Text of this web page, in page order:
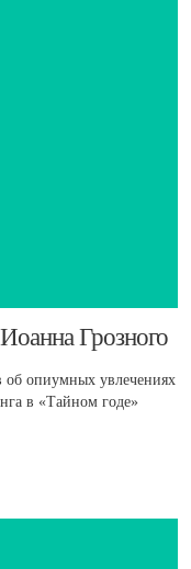
Грозного
об опиумных увлечениях
в «Тайном годе»